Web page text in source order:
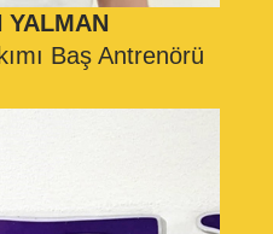
YALMAN
Baş Antrenörü